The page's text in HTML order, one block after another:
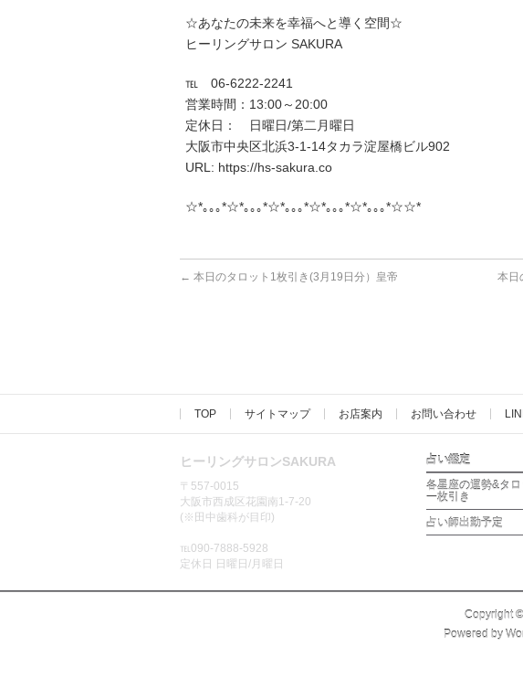
☆あなたの未来を幸福へと導く空間☆
ヒーリングサロン SAKURA
℡ 06-6222-2241
営業時間：13:00～20:00
定休日： 日曜日/第二月曜日
大阪市中央区北浜3-1-14タカラ淀屋橋ビル902
URL: https://hs-sakura.co
☆*｡｡｡*☆*｡｡｡*☆*｡｡｡*☆*｡｡｡*☆*｡｡｡*☆☆*
← 本日のタロット1枚引き(3月19日分）皇帝
本日
TOP サイトマップ お店案内 お問い合わせ
ヒーリングサロンSAKURA
〒557-0015
大阪市西成区花園南1-7-20
(※田中歯科が目印)
℡090-7888-5928
定休日 日曜日/月曜日
占い鑑定
各星座の運勢&タロ
一枚引き
占い師出勤予定
Copyright ©
Powered by